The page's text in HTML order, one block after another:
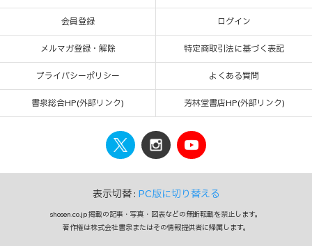
会員登録 ログイン
メルマガ登録・解除 特定商取引法に基づく表記
プライバシーポリシー よくある質問
書泉総合HP(外部リンク) 芳林堂書店HP(外部リンク)
表示切替 : PC版に切り替える
shosen.co.jp 掲載の記事・写真・図表などの無断転載を禁止します。
著作権は株式会社書泉またはその情報提供者に帰属します。